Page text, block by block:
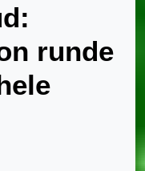
runde